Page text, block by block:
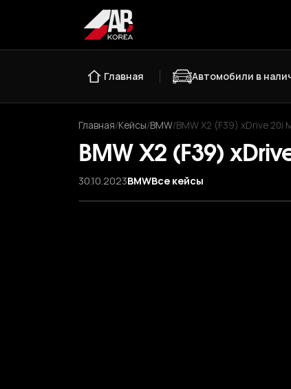
Главная Автомобили в
Главная/Кейсы/BMW/BMW X2 (F39) xDrive 20i
BMW X2 (F39)
30.10.2023BMWВсе кейсы